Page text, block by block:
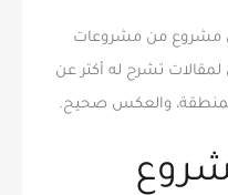
مشروع من مشروعات
لمقالات تشرح له أكتر عن
والعكس صحيح.